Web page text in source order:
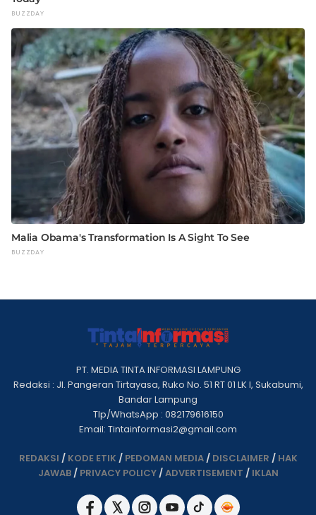
PT. MEDIA TINTA INFORMASI LAMPUNG
Redaksi : Jl. Pangeran Tirtayasa, Ruko No. 51 RT 01 LK I, Sukabumi,
Bandar Lampung
Tlp/WhatsApp : 082179616150
Email: Tintainformasi2@gmail.com
REDAKSI / KODE ETIK / PEDOMAN MEDIA/ DISCLAIMER / HAK
JAWAB/ PRIVACY POLICY/ADVERTISEMENT / IKLAN